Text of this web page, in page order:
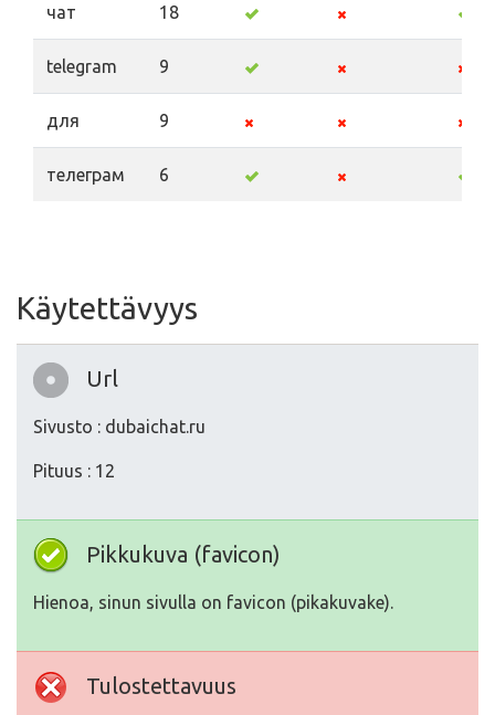
чат 18
telegram 9
для 9
телеграм 6
Käytettävyys
Url
Sivusto : dubaichat.ru
Pituus : 12
Pikkukuva (favicon)
Hienoa, sinun sivulla on favicon (pikakuvake).
Tulostettavuus